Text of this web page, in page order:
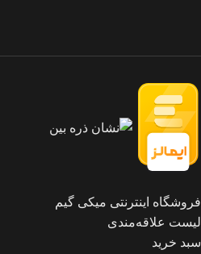
فروشگاه اینترنتی میکی گیم
لیست علاقه‌مندی
سبد خرید